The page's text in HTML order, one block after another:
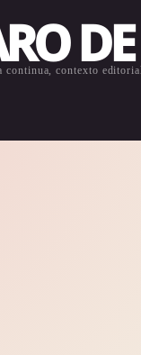
continua, contexto